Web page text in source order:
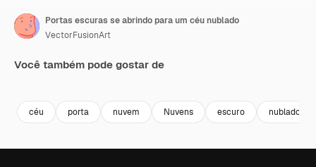
Portas escuras se abrindo para um céu nublado
VectorFusionArt
Você também pode gostar de
céu porta nuvem Nuvens escuro nublado